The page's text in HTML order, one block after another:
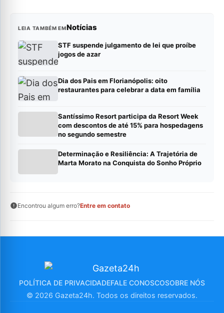
LEIA TAMBÉM EMNotícias
STF suspende julgamento de lei que proíbe
jogos de azar
Dia dos Pais em Florianópolis: oito
restaurantes para celebrar a data em família
Santíssimo Resort participa da Resort Week
com descontos de até 15% para hospedagens
no segundo semestre
Determinação e Resiliência: A Trajetória de
Marta Morato na Conquista do Sonho Próprio
Encontrou algum erro?Entre em contato
POLÍTICA DE PRIVACIDADEFALE CONOSCOSOBRE NÓS
© 2026 Gazeta24h. Todos os direitos reservados.